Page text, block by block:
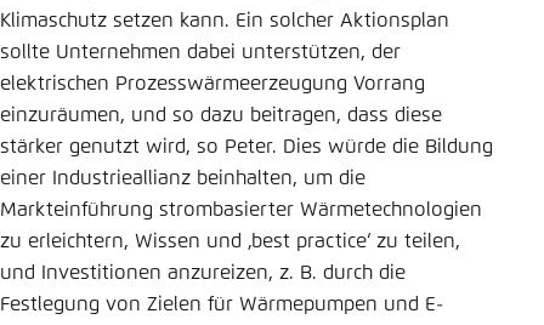
Klimaschutz setzen kann. Ein solcher Aktionsplan
sollte Unternehmen dabei unterstützen, der
elektrischen Prozesswärmeerzeugung Vorrang
einzuräumen, und so dazu beitragen, dass diese
stärker genutzt wird, so Peter. Dies würde die Bildung
einer Industrieallianz beinhalten, um die
Markteinführung strombasierter Wärmetechnologien
zu erleichtern, Wissen und ‚best practice‘ zu teilen,
und Investitionen anzureizen, z. B. durch die
Festlegung von Zielen für Wärmepumpen und E-